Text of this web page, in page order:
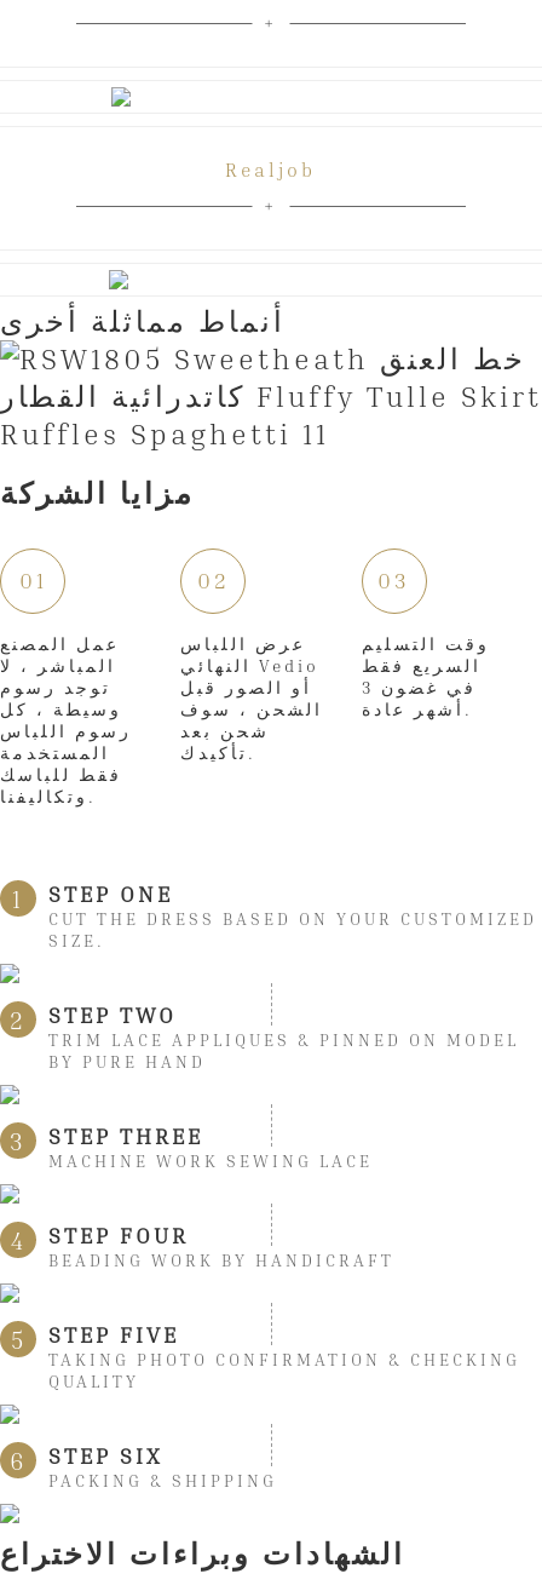
Realjob
أنماط مماثلة أخرى
مزايا الشركة
01
عمل المصنع
المباشر ، لا
توجد رسوم
وسيطة ، كل
رسوم اللباس
المستخدمة
فقط للباسك
وتكاليفنا.
02
عرض اللباس
النهائي Vedio
أو الصور قبل
الشحن ، سوف
شحن بعد
تأكيدك.
03
وقت التسليم
السريع فقط
في غضون 3
أشهر عادة.
1 STEP ONE
CUT THE DRESS BASED ON YOUR CUSTOMIZED
SIZE.
2 STEP TWO
TRIM LACE APPLIQUES & PINNED ON MODEL
BY PURE HAND
3 STEP THREE
MACHINE WORK SEWING LACE
4 STEP FOUR
BEADING WORK BY HANDICRAFT
5 STEP FIVE
TAKING PHOTO CONFIRMATION & CHECKING
QUALITY
6 STEP SIX
PACKING & SHIPPING
الشهادات وبراءات الاختراع